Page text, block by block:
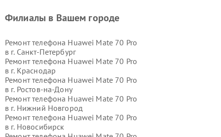
Филиалы в Вашем городе
Ремонт телефона Huawei Mate 70 Pro
в г. Санкт-Петербург
Ремонт телефона Huawei Mate 70 Pro
в г. Краснодар
Ремонт телефона Huawei Mate 70 Pro
в г. Ростов-на-Дону
Ремонт телефона Huawei Mate 70 Pro
в г. Нижний Новгород
Ремонт телефона Huawei Mate 70 Pro
в г. Новосибирск